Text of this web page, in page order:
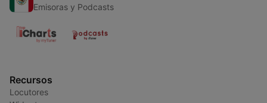
Emisoras y Podcasts
Recursos
Locutores